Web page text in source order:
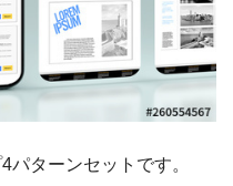
パターンセットです。